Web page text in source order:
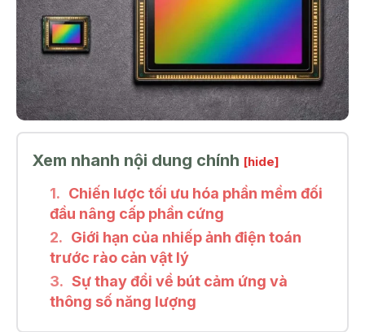
Xem nhanh nội dung chính [hide]
Chiến lược tối ưu hóa phần mềm đối
đầu nâng cấp phần cứng
Giới hạn của nhiếp ảnh điện toán
trước rào cản vật lý
Sự thay đổi về bút cảm ứng và
thông số năng lượng